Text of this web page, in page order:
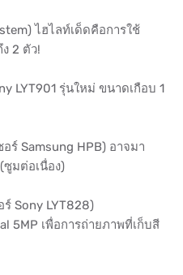
ไฮไลท์เด็ดคือการใช้
2 ตัว!
LYT901 รุ่นใหม่ ขนาดเกือบ 1
ร์ Samsung HPB) อาจมา
มต่อเนื่อง)
ร์ Sony LYT828)
5MP เพื่อการถ่ายภาพที่เก็บสี